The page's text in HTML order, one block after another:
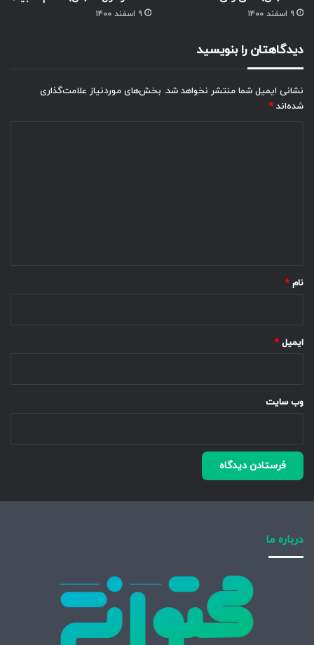
۹ اسفند ۱۴۰۰ ۹ اسفند ۱۴۰۰
دیدگاهتان را بنویسید
نشانی ایمیل شما منتشر نخواهد شد. بخش‌های موردنیاز علامت‌گذاری
شده‌اند *
نام *
ایمیل *
وب‌ سایت
درباره ما